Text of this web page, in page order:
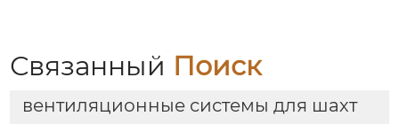
Связанный Поиск
вентиляционные системы для шахт